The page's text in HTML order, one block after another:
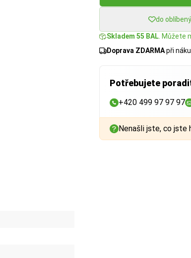
do
Skladem 55 BAL . Můžete
Doprava ZDARMApři
Potřebujete
+420 499 97 97 97
Nenašli jste, co jste